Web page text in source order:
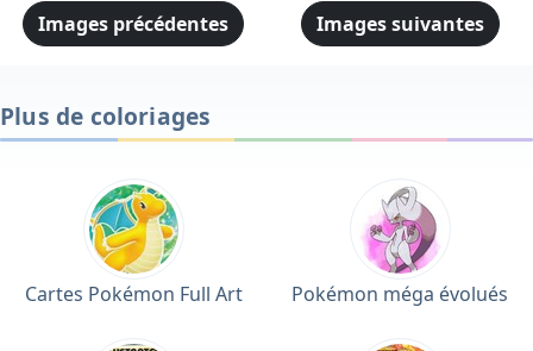
Images précédentes Images suivantes
Plus de coloriages
Cartes Pokémon Full Art Pokémon méga évolués